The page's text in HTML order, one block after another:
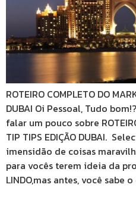
ROTEIRO COMPLETO DO
DUBAI Oi Pessoal, Tudo
falar um pouco sobre
TIP TIPS EDIÇÃO DUBAI.
imensidão de coisas
para vocês terem ideia da
LINDO,mas antes, você sabe